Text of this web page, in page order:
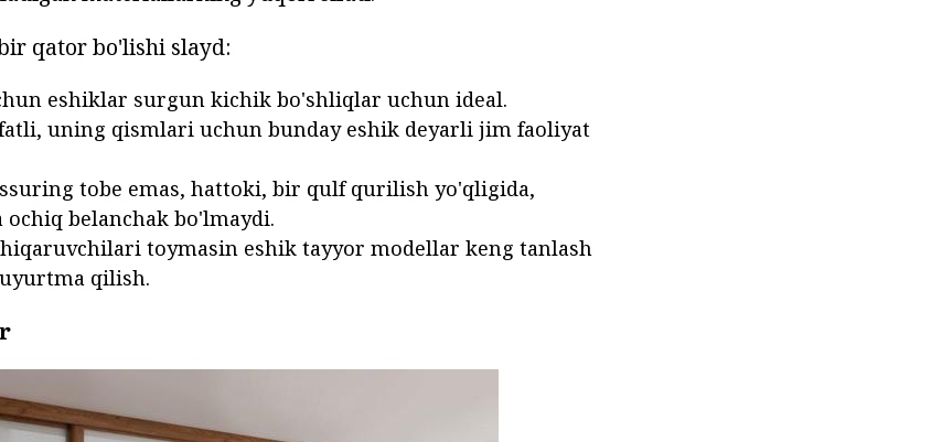
qator bo'lishi slayd:
eshiklar surgun kichik bo'shliqlar uchun ideal.
uning qismlari uchun bunday eshik deyarli jim faoliyat
tobe emas, hattoki, bir qulf qurilish yo'qligida,
ochiq belanchak bo'lmaydi.
toymasin eshik tayyor modellar keng tanlash
qilish.